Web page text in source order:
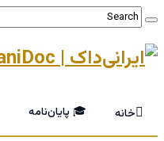
خانه 🎓 پایان‌نامه